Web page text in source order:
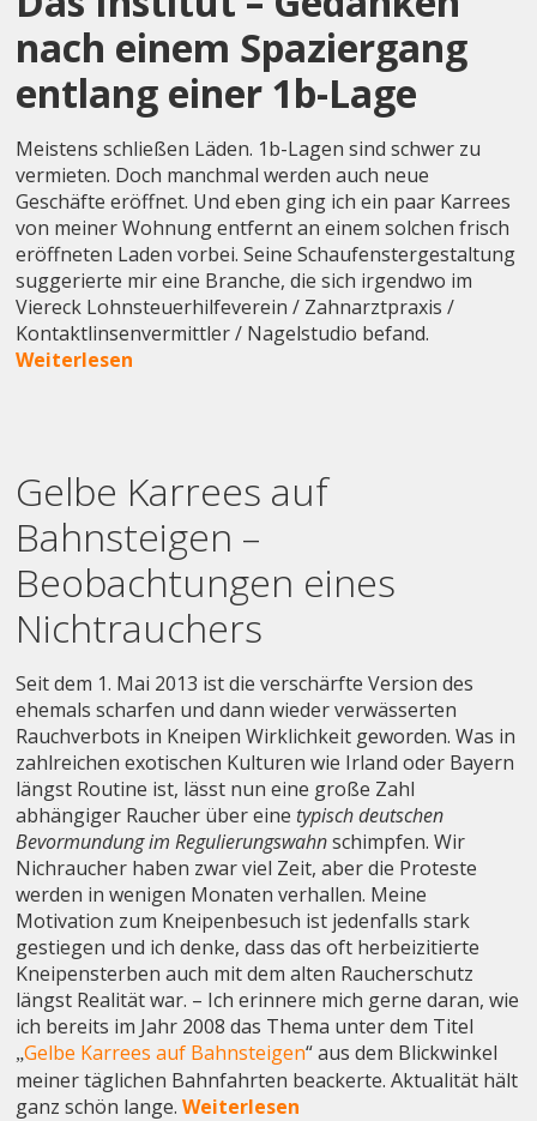
nach einem Spaziergang
entlang einer 1b-Lage
Meistens schließen Läden. 1b-Lagen sind schwer zu
vermieten. Doch manchmal werden auch neue
Geschäfte eröffnet. Und eben ging ich ein paar Karrees
von meiner Wohnung entfernt an einem solchen frisch
eröffneten Laden vorbei. Seine Schaufenstergestaltung
suggerierte mir eine Branche, die sich irgendwo im
Viereck Lohnsteuerhilfeverein / Zahnarztpraxis /
Kontaktlinsenvermittler / Nagelstudio befand.
Weiterlesen
Gelbe Karrees auf
Bahnsteigen –
Beobachtungen eines
Nichtrauchers
Seit dem 1. Mai 2013 ist die verschärfte Version des
ehemals scharfen und dann wieder verwässerten
Rauchverbots in Kneipen Wirklichkeit geworden. Was in
zahlreichen exotischen Kulturen wie Irland oder Bayern
längst Routine ist, lässt nun eine große Zahl
abhängiger Raucher über eine typisch deutschen
Bevormundung im Regulierungswahnschimpfen. Wir
Nichraucher haben zwar viel Zeit, aber die Proteste
werden in wenigen Monaten verhallen. Meine
Motivation zum Kneipenbesuch ist jedenfalls stark
gestiegen und ich denke, dass das oft herbeizitierte
Kneipensterben auch mit dem alten Raucherschutz
längst Realität war. – Ich erinnere mich gerne daran, wie
ich bereits im Jahr 2008 das Thema unter dem Titel
„Gelbe Karrees auf Bahnsteigen“ aus dem Blickwinkel
meiner täglichen Bahnfahrten beackerte. Aktualität hält
ganz schön lange.Weiterlesen